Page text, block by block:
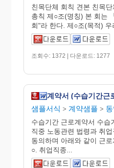
친목단체 회칙 견본 친목
총칙 제○조(명칭) 본 회는
회"라 한다. 제○조(목적) 우
조회수: 1372 | 다운로드: 1277
계약서 (수습기간근
샘플서식 > 계약샘플 >
수습기간 근로계약서 수
직중 노동관련 법령과 취
동의하며 아래와 같이 근
○. 취업직종...